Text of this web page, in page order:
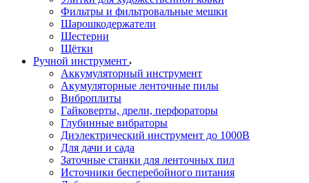
Фильтры и фильтровальные мешки
Шарошкодержатели
Шестерни
Щётки
Ручной инструмент
Аккумуляторный инструмент
Акумуляторные ленточные пилы
Виброплиты
Гайковерты, дрели, перфораторы
Глубинные вибраторы
Диэлектрический инструмент до 1000В
Для дачи и сада
Заточные станки для ленточных пил
Источники бесперебойного питания